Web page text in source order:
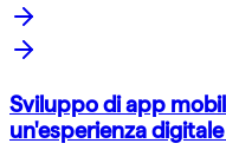
Sviluppo di app
un'esperienza